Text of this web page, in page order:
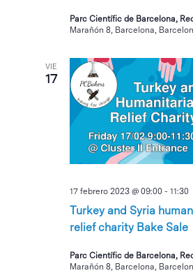
Parc Científic de Barcelona,
Marañón 8, Barcelona,
VIE
17
Turkey and Syria
relief charity Bake Sale
17 febrero 2023 @ 09:00 -11:30
Parc Científic de Barcelona,
Marañón 8, Barcelona,